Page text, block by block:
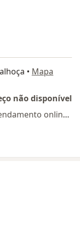
• Mapa
não disponível
Esse especialista não oferece agendamento online para esse endereço.